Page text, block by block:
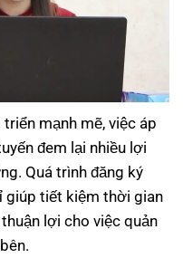
mạnh mẽ, việc áp
đem lại nhiều lợi
Quá trình đăng ký
giúp tiết kiệm thời gian
lợi cho việc quản